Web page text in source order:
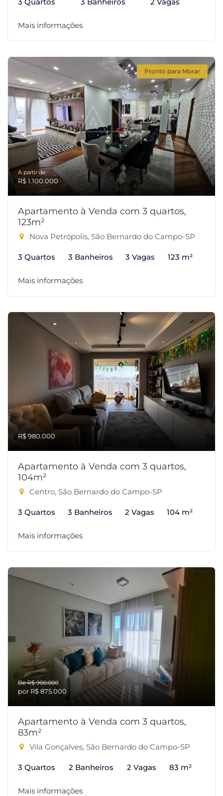
Mais informações
Pronto para Morar
A partir de:
R$ 1.100.000
Apartamento à Venda com 3 quartos,
123m²
Nova Petrópolis, São Bernardo do Campo-SP
3 Quartos 3 Banheiros 3 Vagas 123 m²
Mais informações
R$ 980.000
Apartamento à Venda com 3 quartos,
104m²
Centro, São Bernardo do Campo-SP
3 Quartos 3 Banheiros 2 Vagas 104 m²
Mais informações
De R$ 900.000
por R$ 875.000
Apartamento à Venda com 3 quartos,
83m²
Vila Gonçalves, São Bernardo do Campo-SP
3 Quartos 2 Banheiros 2 Vagas 83 m²
Mais informações